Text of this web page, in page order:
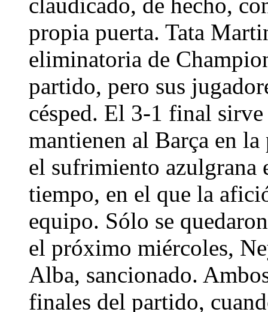
propia puerta. Tata
eliminatoria de
partido, pero sus
césped. El 3-1 final
mantienen al Barça en
el sufrimiento azulgrana
tiempo, en el que la
equipo. Sólo se
el próximo miércoles,
Alba, sancionado.
finales del partido,